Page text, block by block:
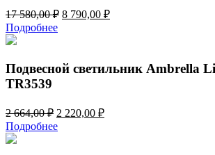
17 580,00₽ Первоначальная
580,00 ₽.
8 790,00 ₽Текущая
Подробнее
Подвесной светильник Ambrella
TR3539
2 664,00₽ Первоначальная
цена
составляла
2 220,00 ₽Текущая
Подробнее